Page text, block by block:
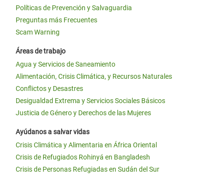
Políticas de Prevención y Salvaguardia
Preguntas más Frecuentes
Scam Warning
Áreas de trabajo
Agua y Servicios de Saneamiento
Alimentación, Crisis Climática, y Recursos Naturales
Conflictos y Desastres
Desigualdad Extrema y Servicios Sociales Básicos
Justicia de Género y Derechos de las Mujeres
Ayúdanos a salvar vidas
Crisis Climática y Alimentaria en África Oriental
Crisis de Refugiados Rohinyá en Bangladesh
Crisis de Personas Refugiadas en Sudán del Sur